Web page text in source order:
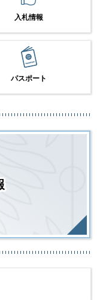
入札情報
パスポート